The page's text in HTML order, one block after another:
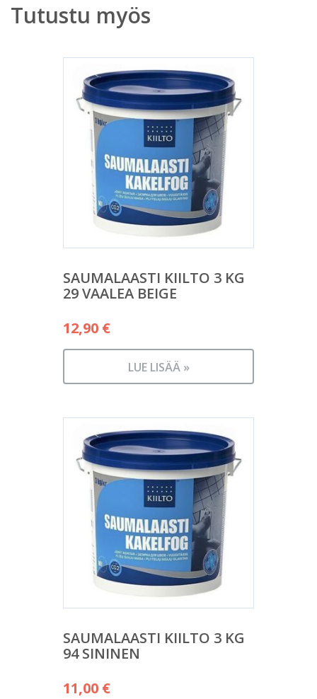
Tutustu myös
SAUMALAASTI KIILTO 3 KG
29 VAALEA BEIGE
12,90 €
LUE LISÄÄ »
SAUMALAASTI KIILTO 3 KG
94 SININEN
11,00 €